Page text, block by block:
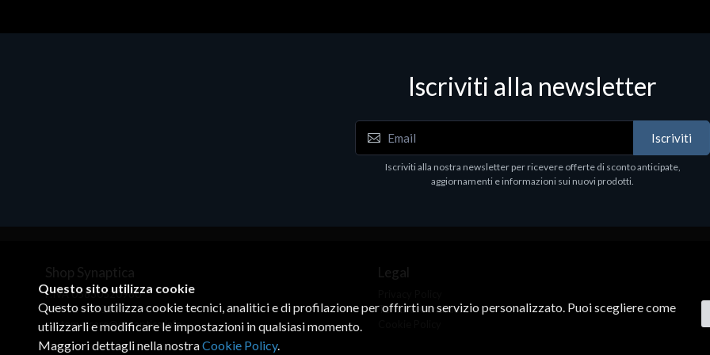
64GB
Iscriviti alla newsletter
Iscriviti
Iscriviti alla nostra newsletter per ricevere offerte di sconto anticipate,
aggiornamenti e informazioni sui nuovi prodotti.
Shop Synaptica
P.IVA 05830520960
+39 02 00704272
customercare@synaptica.info
Legal
Terms & Conditions
Questo sito utilizza cookie
Questo sito utilizza cookie tecnici, analitici e di profilazione per offrirti un servizio personalizzato. Puoi scegliere come
utilizzarli e modificare le impostazioni in qualsiasi momento.
Maggiori dettagli nella nostraCookie Policy.